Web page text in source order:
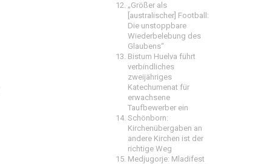
„Größer als
[australischer] Football:
Die unstoppbare
Wiederbelebung des
Glaubens“
Bistum Huelva führt
verbindliches
zweijähriges
Katechumenat für
erwachsene
Taufbewerber ein
Schönborn:
Kirchenübergaben an
andere Kirchen ist der
richtige Weg
Medjugorje: Mladifest